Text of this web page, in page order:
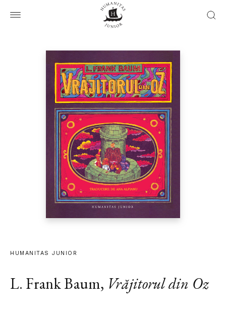
HUMANITAS JUNIOR
L. Frank Baum, Vrăjitorul din Oz